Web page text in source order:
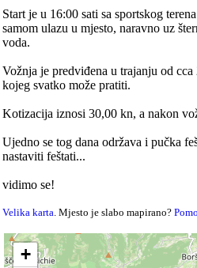
Start je u 16:00 sati sa sportskog
samom ulazu u mjesto, naravno uz
voda.
Vožnja je predviđena u trajanju od
kojeg svatko može pratiti.
Kotizacija iznosi 30,00 kn, a nakon
Ujedno se tog dana održava i pučka
nastaviti feštati...
vidimo se!
Velika karta. Mjesto je slabo mapirano?
+